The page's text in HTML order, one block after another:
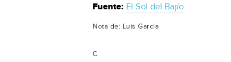
Fuente: El Sol del Bajío
Nota de: Luis García
C